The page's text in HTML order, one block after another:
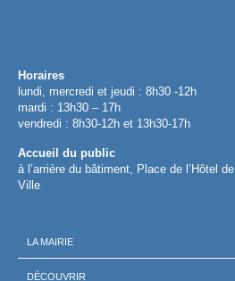
Horaires
lundi, mercredi et jeudi : 8h30 -12h
mardi : 13h30 – 17h
vendredi : 8h30-12h et 13h30-17h
Accueil du public
à l’arrière du bâtiment, Place de l’Hôtel de
Ville
LA MAIRIE
DÉCOUVRIR